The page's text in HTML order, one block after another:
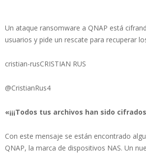
Un ataque ransomware a QNAP está
usuarios y pide un rescate para recuperar
cristian-rusCRISTIAN RUS
@CristianRus4
«¡¡¡Todos tus archivos han sido
Con este mensaje se están encontrado
QNAP, la marca de dispositivos NAS. Un